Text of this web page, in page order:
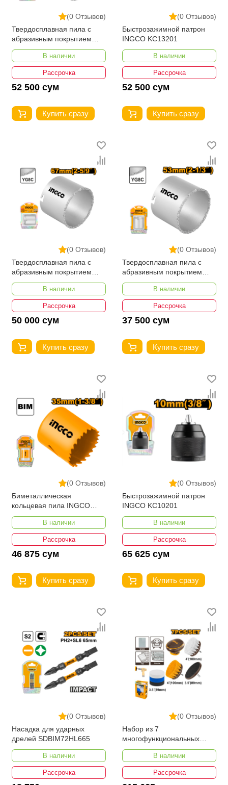
(0 Отзывов)
Твердосплавная пила с
абразивным покрытием
INGCO HSB40731
В наличии
Рассрочка
52 500 сум
Купить сразу
(0 Отзывов)
Быстрозажимной патрон
INGCO KC13201
В наличии
Рассрочка
52 500 сум
Купить сразу
(0 Отзывов)
Твердосплавная пила с
абразивным покрытием
INGCO HSB40671
В наличии
Рассрочка
50 000 сум
Купить сразу
(0 Отзывов)
Твердосплавная пила с
абразивным покрытием
INGCO HSB40531
В наличии
Рассрочка
37 500 сум
Купить сразу
(0 Отзывов)
Биметаллическая
кольцевая пила INGCO
HSB10351
В наличии
Рассрочка
46 875 сум
Купить сразу
(0 Отзывов)
Быстрозажимной патрон
INGCO KC10201
В наличии
Рассрочка
65 625 сум
Купить сразу
(0 Отзывов)
Насадка для ударных
дрелей SDBIM72HL665
В наличии
Рассрочка
(0 Отзывов)
Набор из 7
многофункциональных
щетков INGCO WCB0701
В наличии
Рассрочка